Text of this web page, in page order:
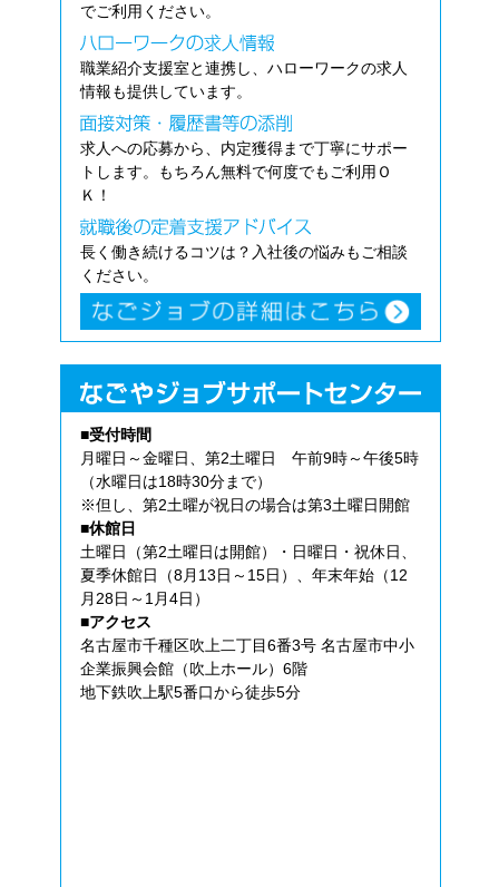
でご利用ください。
職業紹介支援室と連携し、ハローワークの求人
情報も提供しています。
求人への応募から、内定獲得まで丁寧にサポー
トします。もちろん無料で何度でもご利用Ｏ
Ｋ！
長く働き続けるコツは？入社後の悩みもご相談
ください。
■受付時間
月曜日～金曜日、第2土曜日 午前9時～午後5時
（水曜日は18時30分まで）
※但し、第2土曜が祝日の場合は第3土曜日開館
■休館日
土曜日（第2土曜日は開館）・日曜日・祝休日、
夏季休館日（8月13日～15日）、年末年始（12
月28日～1月4日）
■アクセス
名古屋市千種区吹上二丁目6番3号 名古屋市中小
企業振興会館（吹上ホール）6階
地下鉄吹上駅5番口から徒歩5分